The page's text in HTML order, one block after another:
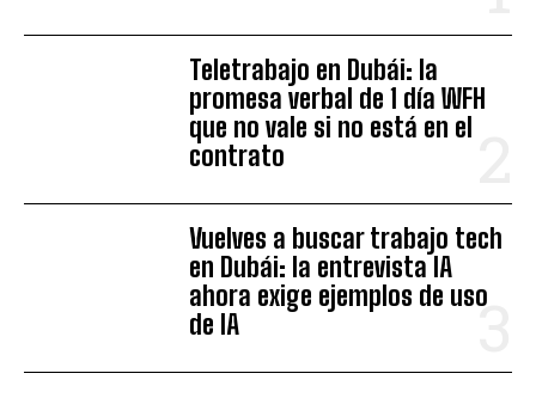
Teletrabajo en Dubái: la
promesa verbal de 1 día WFH
que no vale si no está en el
contrato
Vuelves a buscar trabajo tech
en Dubái: la entrevista IA
ahora exige ejemplos de uso
de IA